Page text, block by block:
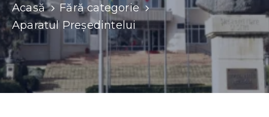
Comisii
raionale
Funcții
vacante
Contacte
Acasă
Fără categorie
Aparatul Președintelui